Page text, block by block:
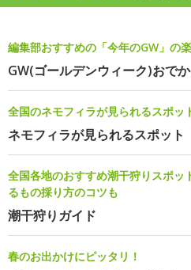
編集部おすすめの「今年のGW」の
GW(ゴールデンウィーク)おで
全国のネモフィラが見られるスポッ
ネモフィラが見られるスポット
全国各地のおすすめ潮干狩りスポッ
るもの採り方のコツも
潮干狩りガイド
春のお出かけにピッタリ！